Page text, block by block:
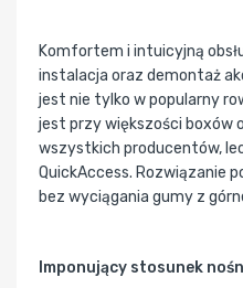
Komfortem i intuicyjną
instalacja oraz demontaż
jest nie tylko w popularny
jest przy większości boxów
wszystkich producentów,
QuickAccess. Rozwiązanie
bez wyciągania gumy z
Imponujący stosunek